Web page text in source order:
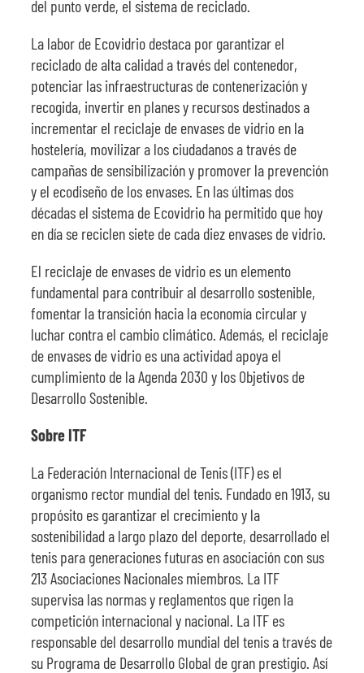
del punto verde, el sistema de reciclado.
La labor de Ecovidrio destaca por garantizar el
reciclado de alta calidad a través del contenedor,
potenciar las infraestructuras de contenerización y
recogida, invertir en planes y recursos destinados a
incrementar el reciclaje de envases de vidrio en la
hostelería, movilizar a los ciudadanos a través de
campañas de sensibilización y promover la prevención
y el ecodiseño de los envases. En las últimas dos
décadas el sistema de Ecovidrio ha permitido que hoy
en día se reciclen siete de cada diez envases de vidrio.
El reciclaje de envases de vidrio es un elemento
fundamental para contribuir al desarrollo sostenible,
fomentar la transición hacia la economía circular y
luchar contra el cambio climático. Además, el reciclaje
de envases de vidrio es una actividad apoya el
cumplimiento de la Agenda 2030 y los Objetivos de
Desarrollo Sostenible.
Sobre ITF
La Federación Internacional de Tenis (ITF) es el
organismo rector mundial del tenis. Fundado en 1913, su
propósito es garantizar el crecimiento y la
sostenibilidad a largo plazo del deporte, desarrollado el
tenis para generaciones futuras en asociación con sus
213 Asociaciones Nacionales miembros. La ITF
supervisa las normas y reglamentos que rigen la
competición internacional y nacional. La ITF es
responsable del desarrollo mundial del tenis a través de
su Programa de Desarrollo Global de gran prestigio. Así